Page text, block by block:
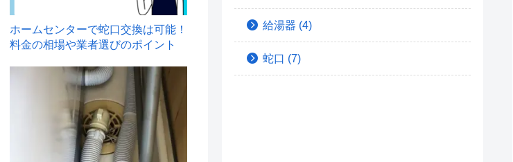
ホームセンターで蛇口交換は可能！
料金の相場や業者選びのポイント
給湯器 (4)
蛇口 (7)